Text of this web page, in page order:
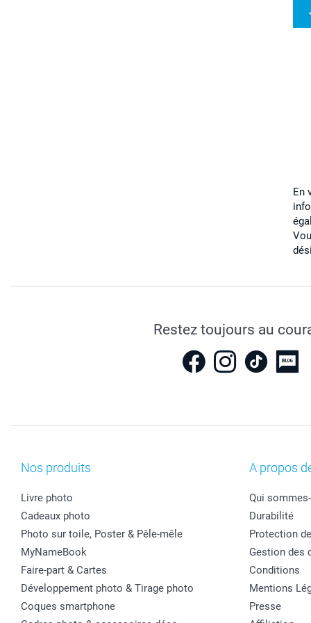
En
Restez toujours au
Nos produits
Livre photo
Cadeaux photo
Photo sur toile, Poster & Pêle-mêle
MyNameBook
Faire-part & Cartes
Développement photo & Tirage photo
Coques smartphone
A propos
Qui
Durabilité
Protection
Gestion des
Conditions
Mentions
Presse